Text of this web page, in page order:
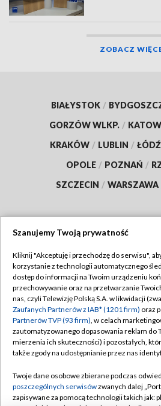
ZOBACZ
BIAŁYSTOK /
GORZÓW WLKP. /
KRAKÓW / LUBLIN / ŁÓDŹ
OPOLE / POZNAŃ /
SZCZECIN / WARSZAWA
TVP
Abonament TVP
Emisja w TVP
Centrum informacji TVP
Naziemna Telewizja Cyfrowa
Rada Programowa
Regulamin
Polityka
Moje
Pomoc
Kontakt
Szanujemy Twoją prywatność
Kliknij "Akceptuję i przechodzę do serwisu",
korzystanie z technologii automatycznego
dostęp do informacji na Twoim urządzeniu
przechowywanie oraz na przetwarzanie
nas, czyli Telewizję Polską S.A. w likwidacji
Zaufanych Partnerów z IAB* (1201 firm) oraz
Partnerów TVP (93 firm), w celach
zautomatyzowanego dopasowania reklam do
mierzenia ich skuteczności) i pozostałych,
także zgody na udostępnianie przez nas
Twoje dane osobowe zbierane podczas
poszczególnych serwisówzwanych dalej
zapisywane za pomocą technologii takich jak: